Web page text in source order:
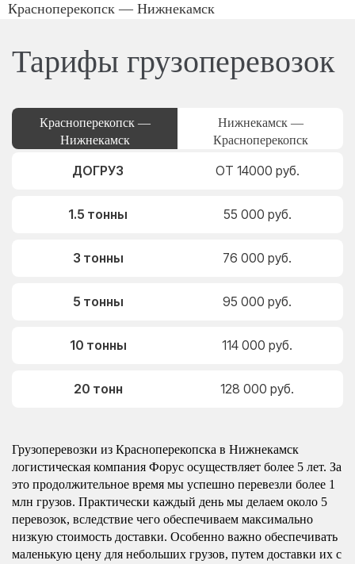
Красноперекопск — Нижнекамск
Тарифы грузоперевозок
Красноперекопск —
Нижнекамск
Нижнекамск —
Красноперекопск
ДОГРУЗ ОТ 14000 руб.
1.5 тонны 55 000 руб.
3 тонны 76 000 руб.
5 тонны 95 000 руб.
10 тонны 114 000 руб.
20 тонн 128 000 руб.
Грузоперевозки из Красноперекопска в Нижнекамск
логистическая компания Форус осуществляет более 5 лет. За
это продолжительное время мы успешно перевезли более 1
млн грузов. Практически каждый день мы делаем около 5
перевозок, вследствие чего обеспечиваем максимально
низкую стоимость доставки. Особенно важно обеспечивать
маленькую цену для небольших грузов, путем доставки их с